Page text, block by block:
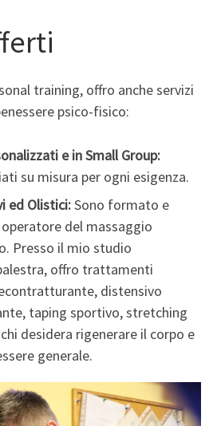
training, offro anche servizi
psico-fisico:
e in Small Group:
su misura per ogni esigenza.
ed Olistici:Sono formato e
del massaggio
Presso il mio studio
offro trattamenti
distensivo
taping sportivo, stretching
desidera rigenerare il corpo e
generale.